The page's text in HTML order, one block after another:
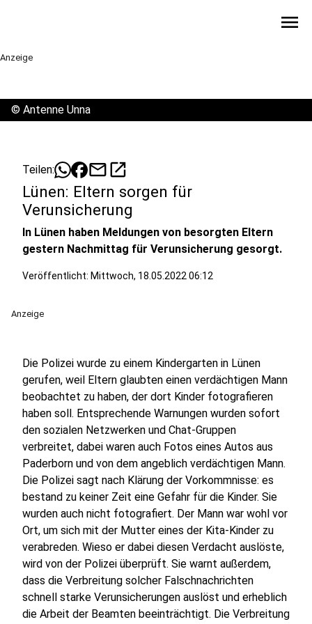
menu
Anzeige
© Antenne Unna
Teilen: mailopen_in_new
Lünen: Eltern sorgen für
Verunsicherung
In Lünen haben Meldungen von besorgten Eltern
gestern Nachmittag für Verunsicherung gesorgt.
Veröffentlicht: Mittwoch, 18.05.2022 06:12
Anzeige
Die Polizei wurde zu einem Kindergarten in Lünen
gerufen, weil Eltern glaubten einen verdächtigen Mann
beobachtet zu haben, der dort Kinder fotografieren
haben soll. Entsprechende Warnungen wurden sofort
den sozialen Netzwerken und Chat-Gruppen
verbreitet, dabei waren auch Fotos eines Autos aus
Paderborn und von dem angeblich verdächtigen Mann.
Die Polizei sagt nach Klärung der Vorkommnisse: es
bestand zu keiner Zeit eine Gefahr für die Kinder. Sie
wurden auch nicht fotografiert. Der Mann war wohl vor
Ort, um sich mit der Mutter eines der Kita-Kinder zu
verabreden. Wieso er dabei diesen Verdacht auslöste,
wird von der Polizei überprüft. Sie warnt außerdem,
dass die Verbreitung solcher Falschnachrichten
schnell starke Verunsicherungen auslöst und erheblich
die Arbeit der Beamten beeinträchtigt. Die Verbreitung